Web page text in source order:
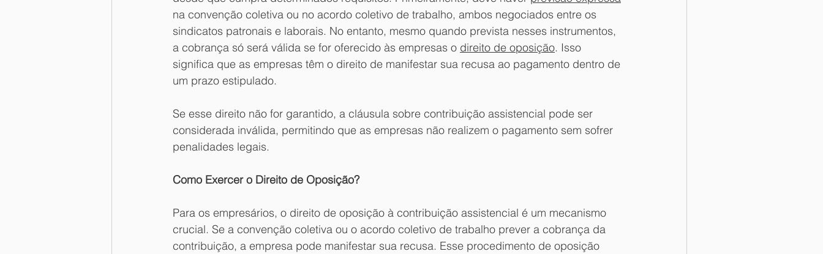
na convenção coletiva ou no acordo coletivo de trabalho, ambos negociados entre os
sindicatos patronais e laborais. No entanto, mesmo quando prevista nesses instrumentos,
a cobrança só será válida se for oferecido às empresas o direito de oposição. Isso
significa que as empresas têm o direito de manifestar sua recusa ao pagamento dentro de
um prazo estipulado.
Se esse direito não for garantido, a cláusula sobre contribuição assistencial pode ser
considerada inválida, permitindo que as empresas não realizem o pagamento sem sofrer
penalidades legais.
Como Exercer o Direito de Oposição?
Para os empresários, o direito de oposição à contribuição assistencial é um mecanismo
crucial. Se a convenção coletiva ou o acordo coletivo de trabalho prever a cobrança da
contribuição, a empresa pode manifestar sua recusa. Esse procedimento de oposição